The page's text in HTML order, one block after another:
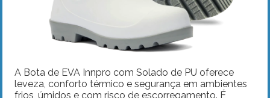
A Bota de EVA Innpro com Solado de PU oferece
leveza, conforto térmico e segurança em ambientes
frios, úmidos e com risco de escorregamento. É